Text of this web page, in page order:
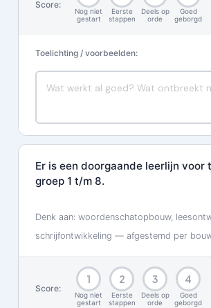
Score:
Nog niet
gestart
Eerste
stappen
Deels op
orde
Goed
geborgd
Toelichting / voorbeelden:
Er is een doorgaande leerlijn voor
groep 1 t/m 8.
Denk aan: woordenschatopbouw,
schrijfontwikkeling — afgestemd per
Score:
1
Nog niet
gestart
2
Eerste
stappen
3
Deels op
orde
4
Goed
geborgd